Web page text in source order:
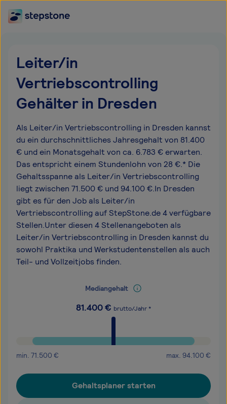
Leiter/in
Vertriebscontrolling
Gehälter in Dresden
Als Leiter/in Vertriebscontrolling in Dresden kannst
du ein durchschnittliches Jahresgehalt von 81.400
€ und ein Monatsgehalt von ca. 6.783 € erwarten.
Das entspricht einem Stundenlohn von 28 €.* Die
Gehaltsspanne als Leiter/in Vertriebscontrolling
liegt zwischen 71.500 € und 94.100 €.In Dresden
gibt es für den Job als Leiter/in
Vertriebscontrolling auf StepStone.de 4 verfügbare
Stellen.Unter diesen 4 Stellenangeboten als
Leiter/in Vertriebscontrolling in Dresden kannst du
sowohl Praktika und Werkstudentenstellen als auch
Teil- und Vollzeitjobs finden.
Mediangehalt
81.400€ brutto/Jahr *
min. 71.500 € max. 94.100 €
Gehaltsplaner starten